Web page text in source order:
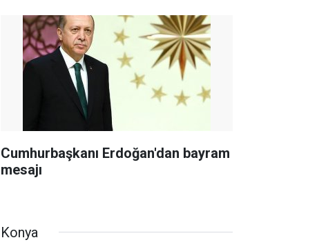
Cumhurbaşkanı Erdoğan'dan bayram
mesajı
Konya